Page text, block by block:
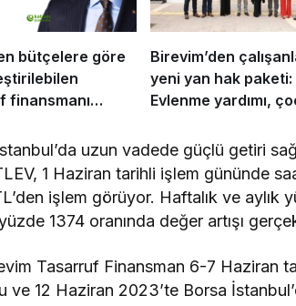
bütçelere göre
finansmanı
Birevim’den
yeni yan hak paketi:
Evlenme yardımı,
uygulaması başladı
uzun vadede güçlü getiri
1 Haziran tarihli işlem gününde
işlem görüyor. Haftalık ve aylık
1374 oranında değer artışı
Tasarruf Finansman 6-7 Haziran
ve 12 Haziran 2023’te Borsa